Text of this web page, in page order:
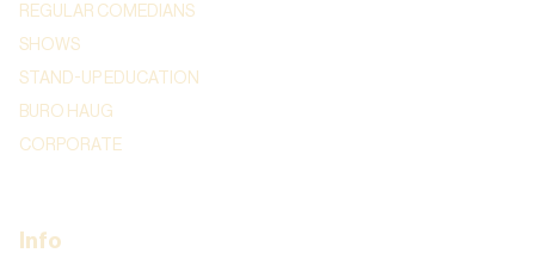
REGULAR COMEDIANS
SHOWS
STAND-UP EDUCATION
BURO HAUG
CORPORATE
Info